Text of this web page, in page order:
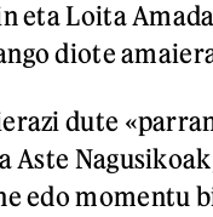
eta Loita
diote
dute
Aste
edo momentu